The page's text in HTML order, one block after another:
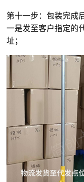
第十一步：包装完成
一是发至客户指定的
址；